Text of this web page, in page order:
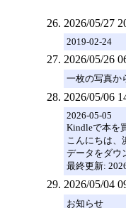
2026/05/27
2019-02-24
2026/05/26
一枚の写真か
2026/05/06
2026-05-05
Kindleで本を
こんにちは、
データをダウ
最終更新:
2026/05/04
お知らせ